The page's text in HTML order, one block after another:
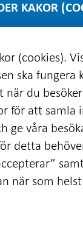
KAKOR
(cookies).
ska fungera
du
för att samla
ge våra
detta
när som